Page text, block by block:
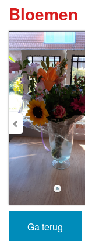
Bloemen
Ga terug